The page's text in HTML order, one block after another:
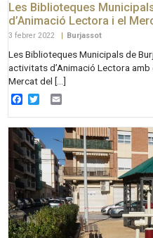
Les Biblioteques
d’Animació Lectora i el
3 febrer 2022 | Burjassot
Les Biblioteques Municipals de
activitats d’Animació Lectora amb
Mercat del […]
Facebook
Twitter